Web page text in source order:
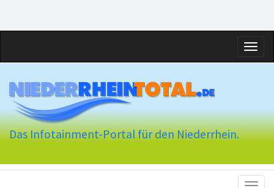
Das Infotainment-Portal für den Niederrhein.